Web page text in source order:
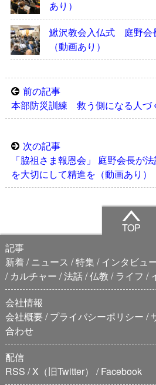
あり）
鰍沢教会入仏式 庭野
（動画あり）
前の記事
本部防災訓練 救う側になる人づ
次の記事
「脇祖さま報恩会」 庭野会長が
を大切にして精進を（動画あり）
TOP
記事
新着
ニュース 特集 インタビュ
カルチャー 法話 仏教 ライフ
会社情報
会社概要 プライバシーポリシー
合わせ
配信
RSS X（旧Twitter） Facebook